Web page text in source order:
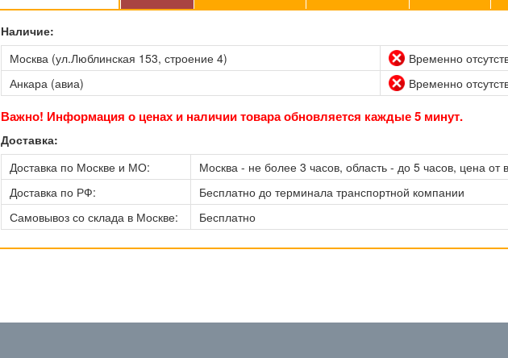
Наличие:
Москва (ул.Люблинская 153, строение 4)
Временно
Анкара (авиа)
Временно
Важно! Информация о ценах и наличии товара обновляется каждые 5 минут.
Доставка:
Доставка по Москве и МО:
Москва - не более 3 часов, область - до 5 часов, цена от
Доставка по РФ:
Бесплатно до терминала транспортной компании
Самовывоз со склада в Москве:
Бесплатно